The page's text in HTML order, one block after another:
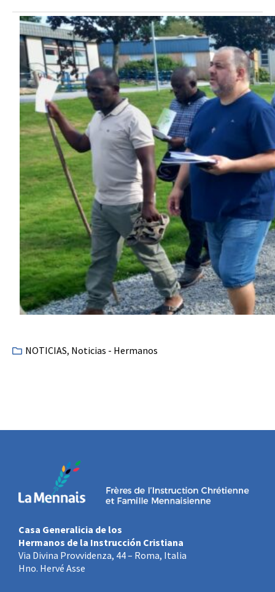
NOTICIAS, Noticias - Hermanos
Casa Generalicia de los
Hermanos de la Instrucción Cristiana
Via Divina Provvidenza, 44 – Roma, Italia
Hno. Hervé Asse